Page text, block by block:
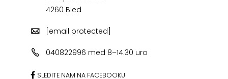
4260 Bled
[email protected]
040822996 med 8–14.30 uro
SLEDITE NAM NA FACEBOOKU